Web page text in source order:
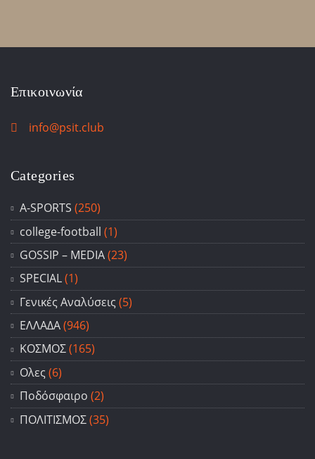
Επικοινωνία
info@psit.club
Categories
A-SPORTS (250)
college-football (1)
GOSSIP – ΜΕDIA(23)
SPECIAL(1)
Γενικές Αναλύσεις (5)
ΕΛΛΑΔΑ(946)
ΚΟΣΜΟΣ(165)
Ολες (6)
Ποδόσφαιρο (2)
ΠΟΛΙΤΙΣΜΟΣ(35)